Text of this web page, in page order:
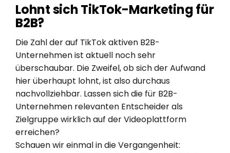
Lohnt sich TikTok-Marketing für
B2B?
Die Zahl der auf TikTok aktiven B2B-
Unternehmen ist aktuell noch sehr
überschaubar. Die Zweifel, ob sich der Aufwand
hier überhaupt lohnt, ist also durchaus
nachvollziehbar. Lassen sich die für B2B-
Unternehmen relevanten Entscheider als
Zielgruppe wirklich auf der Videoplattform
erreichen?
Schauen wir einmal in die Vergangenheit: